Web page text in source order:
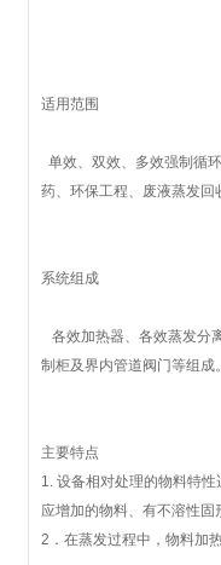
适用范围
单效、双效、多效强制循
药、环保工程、废液蒸发回
系统组成
各效加热器、各效蒸发分
制柜及界内管道阀门等组成。
主要特点
1. 设备相对处理的物料特
应增加的物料、有不溶性固
2．在蒸发过程中，物料加